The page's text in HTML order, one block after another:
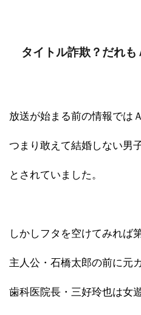
タイトル詐欺？だれも
放送が始まる前の情報では
つまり敢えて結婚しない男
とされていました。
しかしフタを空けてみれば
主人公・石橋太郎の前に元
歯科医院長・三好玲也は女